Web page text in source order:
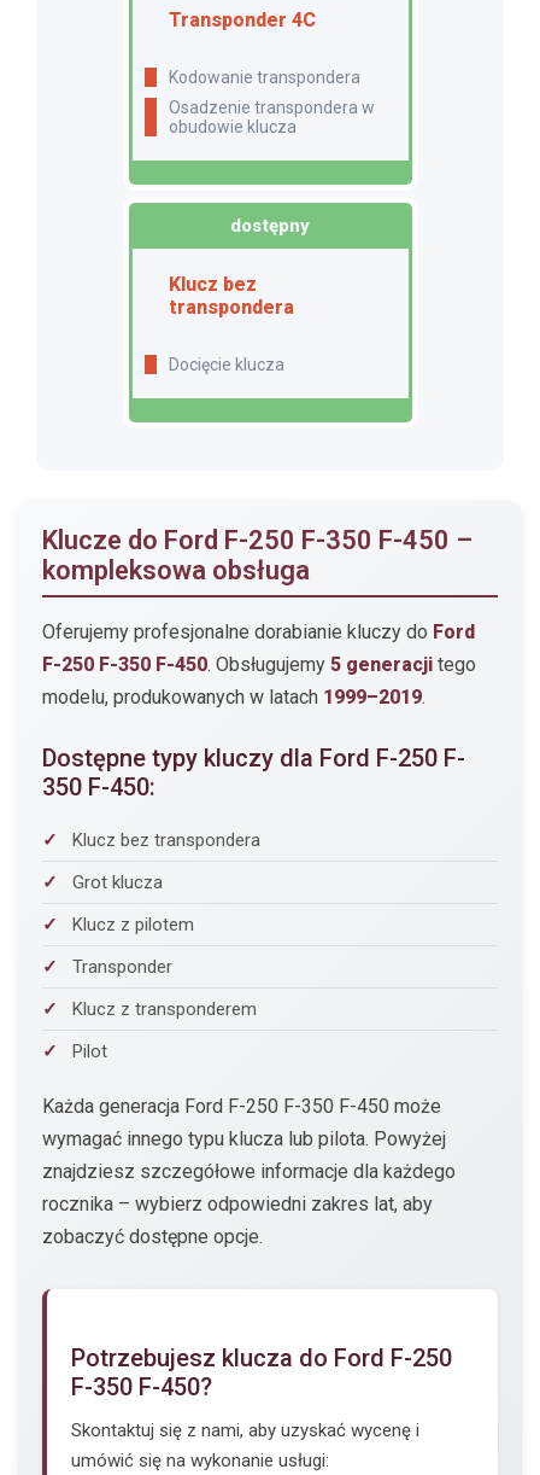
Transponder 4C
Kodowanie transpondera
Osadzenie transpondera w
obudowie klucza
dostępny
Klucz bez
transpondera
Docięcie klucza
Klucze do Ford F-250 F-350 F-450 –
kompleksowa obsługa
Oferujemy profesjonalne dorabianie kluczy do Ford
F-250 F-350 F-450. Obsługujemy 5 generacji tego
modelu, produkowanych w latach 1999–2019.
Dostępne typy kluczy dla Ford F-250 F-
350 F-450:
Klucz bez transpondera
Grot klucza
Klucz z pilotem
Transponder
Klucz z transponderem
Pilot
Każda generacja Ford F-250 F-350 F-450 może
wymagać innego typu klucza lub pilota. Powyżej
znajdziesz szczegółowe informacje dla każdego
rocznika – wybierz odpowiedni zakres lat, aby
zobaczyć dostępne opcje.
Potrzebujesz klucza do Ford F-250
F-350 F-450?
Skontaktuj się z nami, aby uzyskać wycenę i
umówić się na wykonanie usługi: